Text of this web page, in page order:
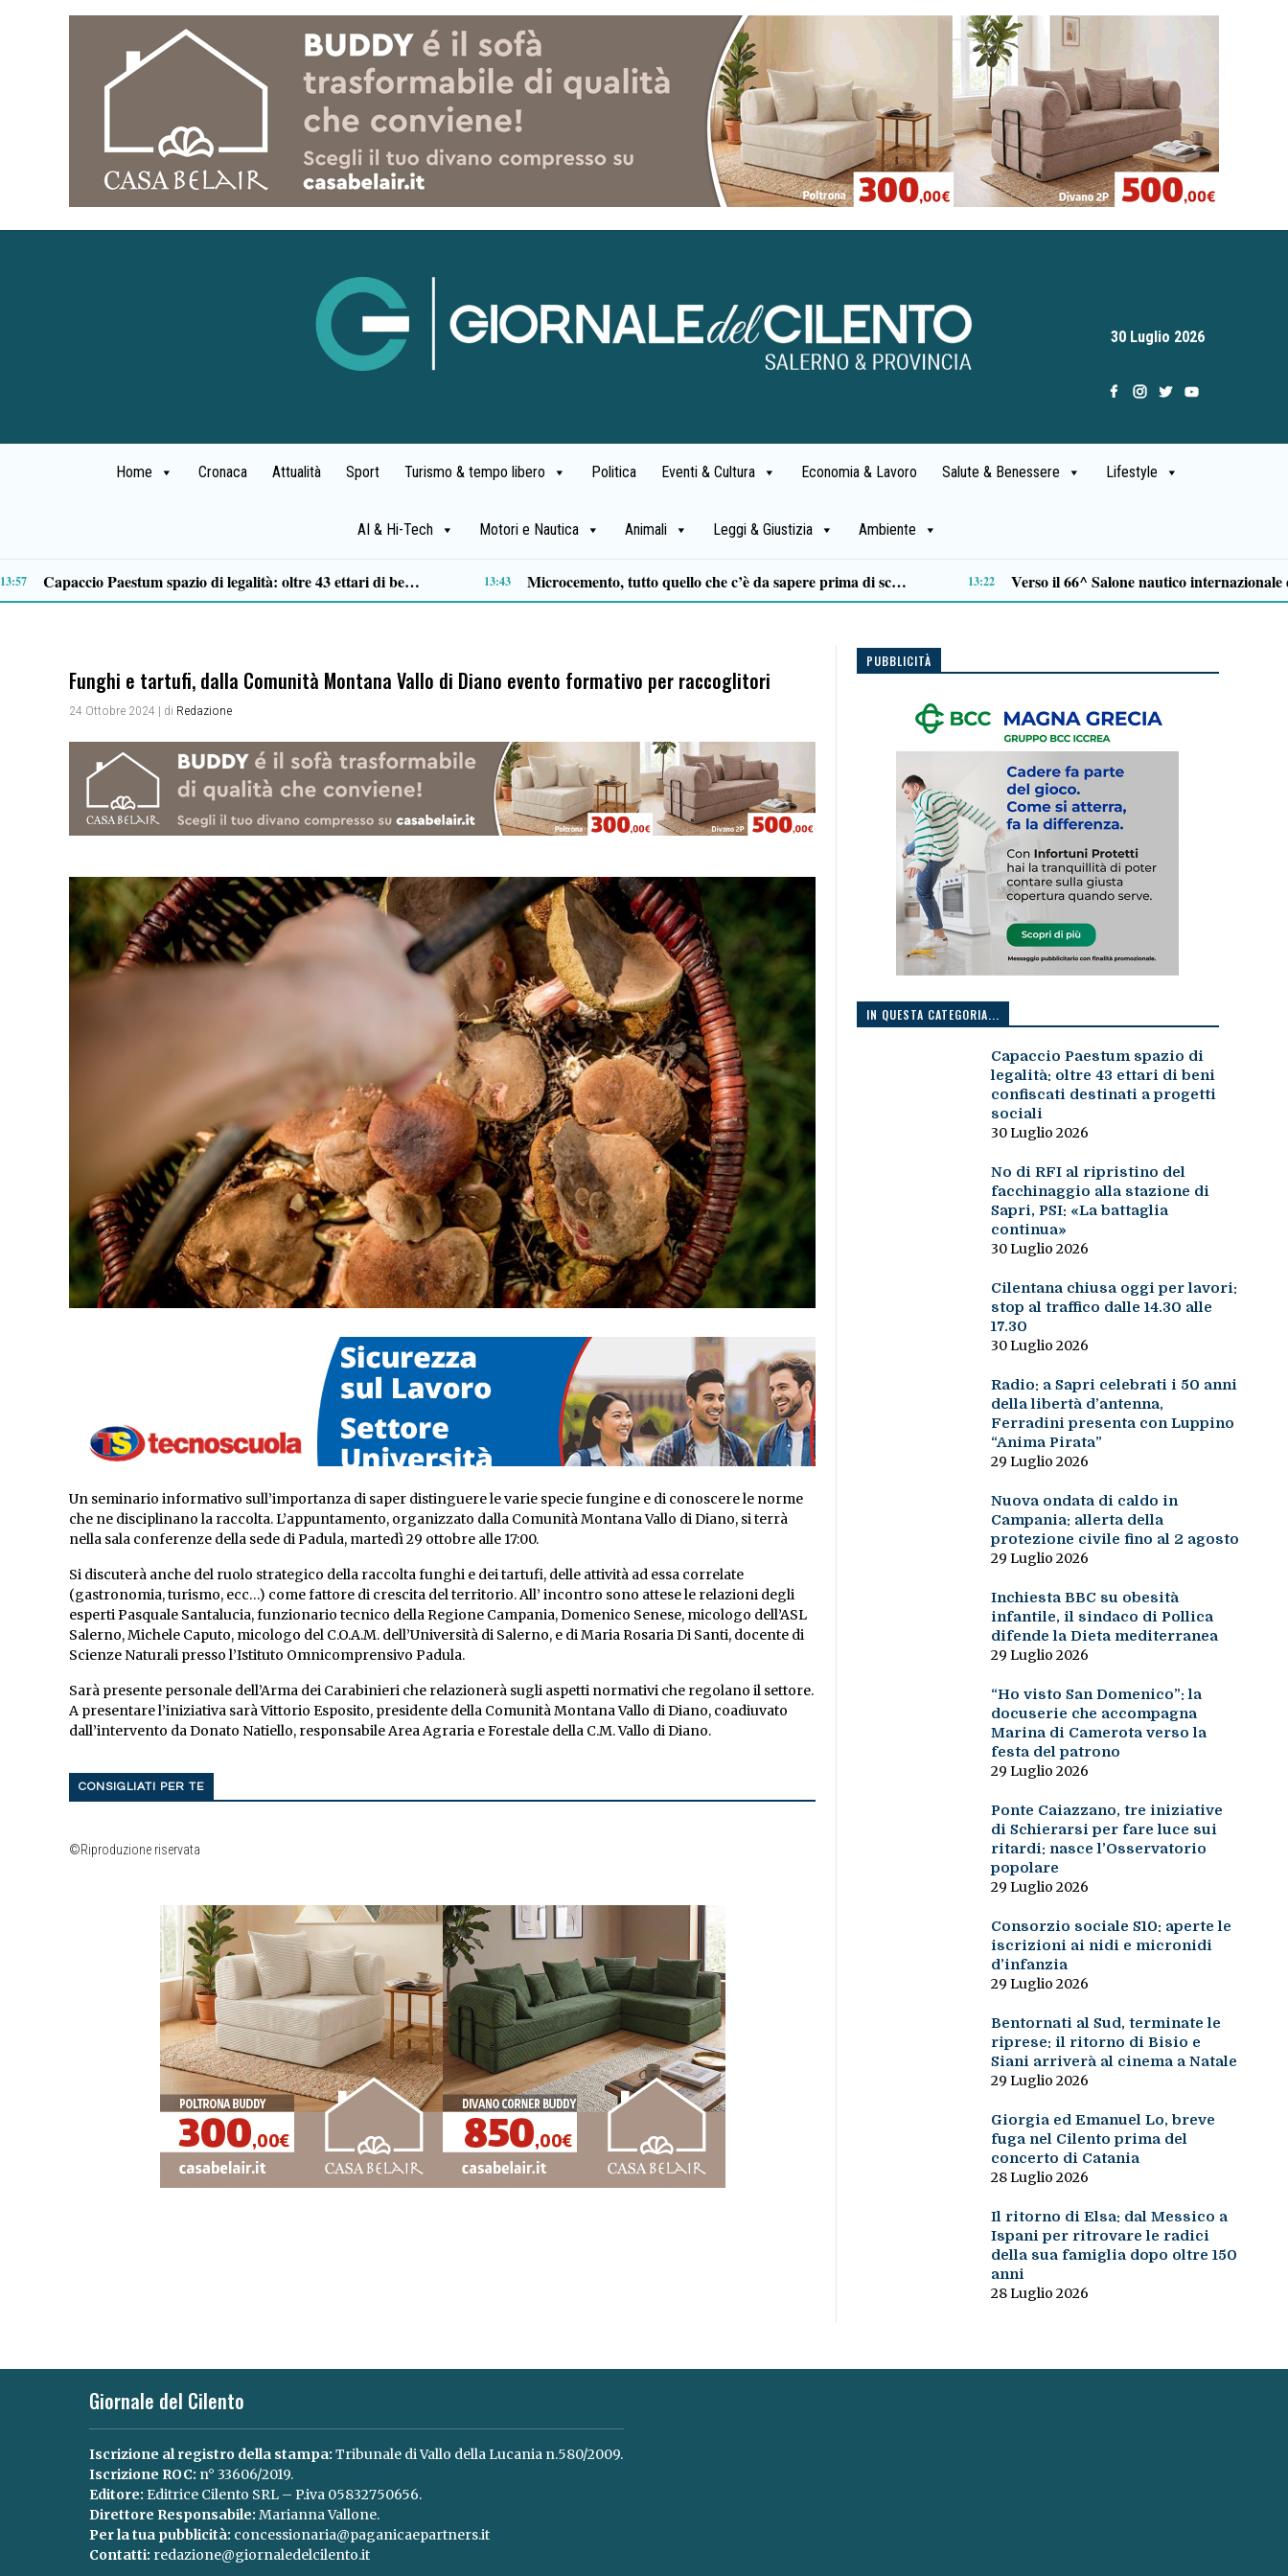
30 Luglio 2026
Home Cronaca Attualità Sport Turismo & tempo libero Politica Eventi & Cultura Economia & Lavoro Salute & Benessere Lifestyle
AI & Hi-Tech Motori e Nautica Animali Leggi & Giustizia Ambiente
No di RFI al ripristino del facchinaggio alla stazione di Sapri, PSI: «La battaglia continua» 11:36 Comparto ittico, dalla Regione Campania 3 milioni di euro per fronteggiare il caro-gasolio 11:15 Al Festival dell’Aspide arriva “Il tempo delle radici”: un cammino immersivo tra memoria, mindfulness e sapori 10:54
Funghi e tartufi, dalla Comunità Montana Vallo di Diano evento formativo per raccoglitori
24 Ottobre 2024 | di Redazione
Un seminario informativo sull’importanza di saper distinguere le varie specie fungine e di conoscere le norme
che ne disciplinano la raccolta. L’appuntamento, organizzato dalla Comunità Montana Vallo di Diano, si terrà
nella sala conferenze della sede di Padula, martedì 29 ottobre alle 17:00.
Si discuterà anche del ruolo strategico della raccolta funghi e dei tartufi, delle attività ad essa correlate
(gastronomia, turismo, ecc…) come fattore di crescita del territorio. All’ incontro sono attese le relazioni degli
esperti Pasquale Santalucia, funzionario tecnico della Regione Campania, Domenico Senese, micologo dell’ASL
Salerno, Michele Caputo, micologo del C.O.A.M. dell’Università di Salerno, e di Maria Rosaria Di Santi, docente di
Scienze Naturali presso l’Istituto Omnicomprensivo Padula.
Sarà presente personale dell’Arma dei Carabinieri che relazionerà sugli aspetti normativi che regolano il settore.
A presentare l’iniziativa sarà Vittorio Esposito, presidente della Comunità Montana Vallo di Diano, coadiuvato
dall’intervento da Donato Natiello, responsabile Area Agraria e Forestale della C.M. Vallo di Diano.
CONSIGLIATI PER TE
©Riproduzione riservata
PUBBLICITÀ
IN QUESTA CATEGORIA...
Capaccio Paestum spazio di
legalità: oltre 43 ettari di beni
confiscati destinati a progetti
sociali
30 Luglio 2026
No di RFI al ripristino del
facchinaggio alla stazione di
Sapri, PSI: «La battaglia
continua»
30 Luglio 2026
Cilentana chiusa oggi per lavori:
stop al traffico dalle 14.30 alle
17.30
30 Luglio 2026
Radio: a Sapri celebrati i 50 anni
della libertà d’antenna,
Ferradini presenta con Luppino
“Anima Pirata”
29 Luglio 2026
Nuova ondata di caldo in
Campania: allerta della
protezione civile fino al 2 agosto
29 Luglio 2026
Inchiesta BBC su obesità
infantile, il sindaco di Pollica
difende la Dieta mediterranea
29 Luglio 2026
“Ho visto San Domenico”: la
docuserie che accompagna
Marina di Camerota verso la
festa del patrono
29 Luglio 2026
Ponte Caiazzano, tre iniziative
di Schierarsi per fare luce sui
ritardi: nasce l’Osservatorio
popolare
29 Luglio 2026
Consorzio sociale S10: aperte le
iscrizioni ai nidi e micronidi
d’infanzia
29 Luglio 2026
Bentornati al Sud, terminate le
riprese: il ritorno di Bisio e
Siani arriverà al cinema a Natale
29 Luglio 2026
Giorgia ed Emanuel Lo, breve
fuga nel Cilento prima del
concerto di Catania
28 Luglio 2026
Il ritorno di Elsa: dal Messico a
Ispani per ritrovare le radici
della sua famiglia dopo oltre 150
anni
28 Luglio 2026
Giornale del Cilento
Iscrizione al registro della stampa: Tribunale di Vallo della Lucania n.580/2009.
Iscrizione ROC: n° 33606/2019.
Editore: Editrice Cilento SRL – P.iva 05832750656.
Direttore Responsabile: Marianna Vallone.
Per la tua pubblicità: concessionaria@paganicaepartners.it
Contatti: redazione@giornaledelcilento.it